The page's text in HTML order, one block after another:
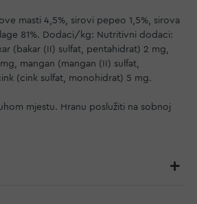
masti 4,5%, sirovi pepeo 1,5%, sirova
81%. Dodaci/kg: Nutritivni dodaci:
(bakar (II) sulfat, pentahidrat) 2 mg,
mangan (mangan (II) sulfat,
(cink sulfat, monohidrat) 5 mg.
mjestu. Hranu poslužiti na sobnoj